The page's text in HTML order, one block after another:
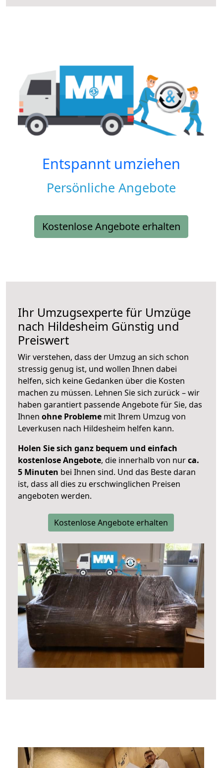
Entspannt umziehen
Persönliche Angebote
Kostenlose Angebote erhalten
Ihr Umzugsexperte für Umzüge
nach Hildesheim Günstig und
Preiswert
Wir verstehen, dass der Umzug an sich schon
stressig genug ist, und wollen Ihnen dabei
helfen, sich keine Gedanken über die Kosten
machen zu müssen. Lehnen Sie sich zurück – wir
haben garantiert passende Angebote für Sie, das
Ihnen ohne Probleme mit Ihrem Umzug von
Leverkusen nach Hildesheim helfen kann.
Holen Sie sich ganz bequem und einfach
kostenlose Angebote, die innerhalb von nurca.
5 Minuten bei Ihnen sind. Und das Beste daran
ist, dass all dies zu erschwinglichen Preisen
angeboten werden.
Kostenlose Angebote erhalten